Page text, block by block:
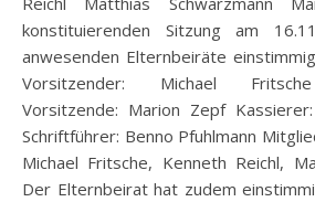
konstituierenden Sitzung am
anwesenden Elternbeiräte
Vorsitzender: Michael
Vorsitzende: Marion Zepf
Schriftführer: Benno Pfuhlmann
Michael Fritsche, Kenneth Reichl,
Der Elternbeirat hat zudem